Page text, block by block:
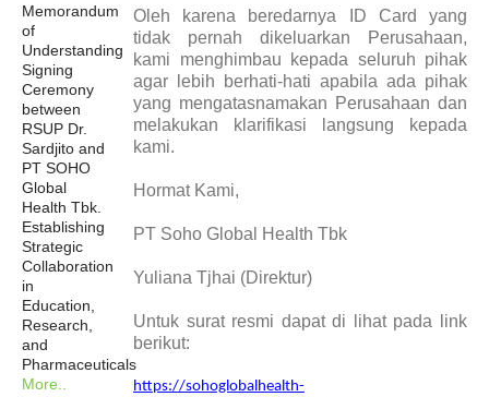
Memorandum
of
Understanding
Signing
Ceremony
between
RSUP Dr.
Sardjito and
PT SOHO
Global
Health Tbk.
Establishing
Strategic
Collaboration
in
Education,
Research,
and
Pharmaceuticals
More..
Oleh karena beredarnya ID Card yang
tidak pernah dikeluarkan Perusahaan,
kami menghimbau kepada seluruh pihak
agar lebih berhati-hati apabila ada pihak
yang mengatasnamakan Perusahaan dan
melakukan klarifikasi langsung kepada
kami.
Hormat Kami,
PT Soho Global Health Tbk
Yuliana Tjhai (Direktur)
Untuk surat resmi dapat di lihat pada link
berikut:
https://sohoglobalhealth-